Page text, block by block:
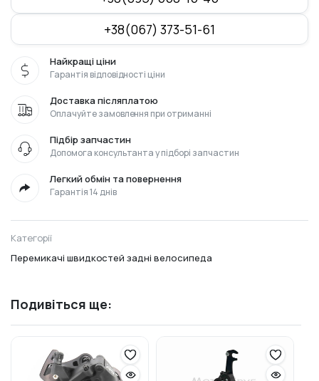
+38(067) 373-51-61
Найкращі ціни
Гарантія відповідності ціни
Доставка післяплатою
Оплачуйте замовлення при отриманні
Підбір запчастин
Допомога консультанта у підборі запчастин
Легкий обмін та повернення
Гарантія 14 днів
Категорії
Перемикачі швидкостей задні велосипеда
Подивіться ще: